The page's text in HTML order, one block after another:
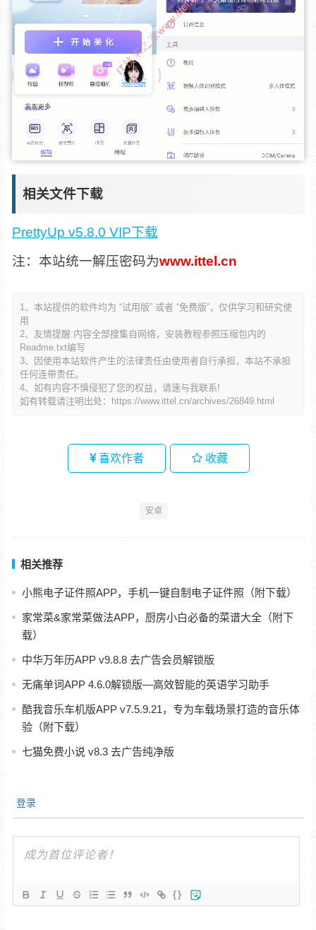
相关文件下载
PrettyUp v5.8.0 VIP下载
注：本站统一解压密码为www.ittel.cn
1、本站提供的软件均为 “试用版” 或者 “免费版”，仅供学习和研究使
用
2、友情提醒:内容全部搜集自网络，安装教程参照压缩包内的
Readme.txt编写
3、因使用本站软件产生的法律责任由使用者自行承担，本站不承担
任何连带责任。
4、如有内容不慎侵犯了您的权益，请速与我联系!
如有转载请注明出处：
https://www.ittel.cn/archives/26849.html
喜欢作者 收藏
安卓
相关推荐
小熊电子证件照APP，手机一键自制电子证件照（附下载）
家常菜&家常菜做法APP，厨房小白必备的菜谱大全（附下
载）
中华万年历APP v9.8.8 去广告会员解锁版
无痛单词APP 4.6.0解锁版—高效智能的英语学习助手
酷我音乐车机版APP v7.5.9.21，专为车载场景打造的音乐体
验（附下载）
七猫免费小说 v8.3 去广告纯净版
登录
{}